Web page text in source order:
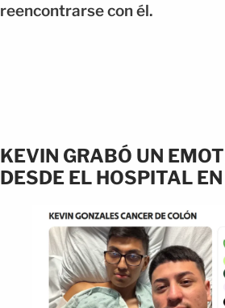
reencontrarse con él.
KEVIN GRABÓ UN
DESDE EL HOSPITAL